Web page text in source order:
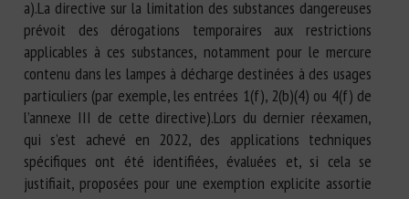
a).La directive sur la limitation des substances dangereuses
prévoit des dérogations temporaires aux restrictions
applicables à ces substances, notamment pour le mercure
contenu dans les lampes à décharge destinées à des usages
particuliers (par exemple, les entrées 1(f), 2(b)(4) ou 4(f) de
l’annexe III de cette directive).Lors du dernier réexamen,
qui s’est achevé en 2022, des applications techniques
spécifiques ont été identifiées, évaluées et, si cela se
justifiait, proposées pour une exemption explicite assortie